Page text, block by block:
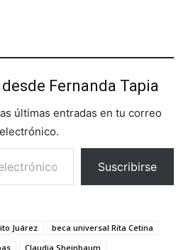
Fernanda Tapia
últimas entradas en tu correo
electrónico.
Suscribirse
Juárez
beca universal Rita Cetina
Claudia Sheinbaum